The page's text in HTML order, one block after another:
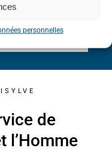
personnelles
sur la Clamoux
de
l’Homme